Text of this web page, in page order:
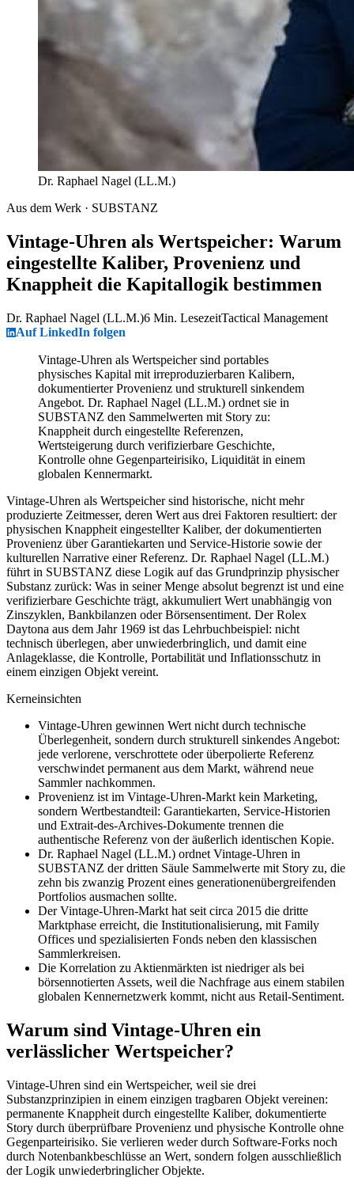
Dr. Raphael Nagel (LL.M.)
Aus dem Werk · SUBSTANZ
Vintage-Uhren als Wertspeicher: Warum
eingestellte Kaliber, Provenienz und
Knappheit die Kapitallogik bestimmen
Dr. Raphael Nagel (LL.M.)6 Min. LesezeitTactical Management
Auf LinkedIn folgen
Vintage-Uhren als Wertspeicher sind portables
physisches Kapital mit irreproduzierbaren Kalibern,
dokumentierter Provenienz und strukturell sinkendem
Angebot. Dr. Raphael Nagel (LL.M.) ordnet sie in
SUBSTANZ den Sammelwerten mit Story zu:
Knappheit durch eingestellte Referenzen,
Wertsteigerung durch verifizierbare Geschichte,
Kontrolle ohne Gegenparteirisiko, Liquidität in einem
globalen Kennermarkt.
Vintage-Uhren als Wertspeicher sind historische, nicht mehr
produzierte Zeitmesser, deren Wert aus drei Faktoren resultiert: der
physischen Knappheit eingestellter Kaliber, der dokumentierten
Provenienz über Garantiekarten und Service-Historie sowie der
kulturellen Narrative einer Referenz. Dr. Raphael Nagel (LL.M.)
führt in SUBSTANZ diese Logik auf das Grundprinzip physischer
Substanz zurück: Was in seiner Menge absolut begrenzt ist und eine
verifizierbare Geschichte trägt, akkumuliert Wert unabhängig von
Zinszyklen, Bankbilanzen oder Börsensentiment. Der Rolex
Daytona aus dem Jahr 1969 ist das Lehrbuchbeispiel: nicht
technisch überlegen, aber unwiederbringlich, und damit eine
Anlageklasse, die Kontrolle, Portabilität und Inflationsschutz in
einem einzigen Objekt vereint.
Kerneinsichten
Vintage-Uhren gewinnen Wert nicht durch technische
Überlegenheit, sondern durch strukturell sinkendes Angebot:
jede verlorene, verschrottete oder überpolierte Referenz
verschwindet permanent aus dem Markt, während neue
Sammler nachkommen.
Provenienz ist im Vintage-Uhren-Markt kein Marketing,
sondern Wertbestandteil: Garantiekarten, Service-Historien
und Extrait-des-Archives-Dokumente trennen die
authentische Referenz von der äußerlich identischen Kopie.
Dr. Raphael Nagel (LL.M.) ordnet Vintage-Uhren in
SUBSTANZ der dritten Säule Sammelwerte mit Story zu, die
zehn bis zwanzig Prozent eines generationenübergreifenden
Portfolios ausmachen sollte.
Der Vintage-Uhren-Markt hat seit circa 2015 die dritte
Marktphase erreicht, die Institutionalisierung, mit Family
Offices und spezialisierten Fonds neben den klassischen
Sammlerkreisen.
Die Korrelation zu Aktienmärkten ist niedriger als bei
börsennotierten Assets, weil die Nachfrage aus einem stabilen
globalen Kennernetzwerk kommt, nicht aus Retail-Sentiment.
Warum sind Vintage-Uhren ein
verlässlicher Wertspeicher?
Vintage-Uhren sind ein Wertspeicher, weil sie drei
Substanzprinzipien in einem einzigen tragbaren Objekt vereinen:
permanente Knappheit durch eingestellte Kaliber, dokumentierte
Story durch überprüfbare Provenienz und physische Kontrolle ohne
Gegenparteirisiko. Sie verlieren weder durch Software-Forks noch
durch Notenbankbeschlüsse an Wert, sondern folgen ausschließlich
der Logik unwiederbringlicher Objekte.